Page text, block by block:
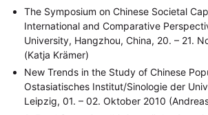
The Symposium on Chinese Societal
International and Comparative
University, Hangzhou, China, 20. – 21.
(Katja Krämer)
New Trends in the Study of Chinese
Ostasiatisches Institut/Sinologie der
Leipzig, 01. – 02. Oktober 2010